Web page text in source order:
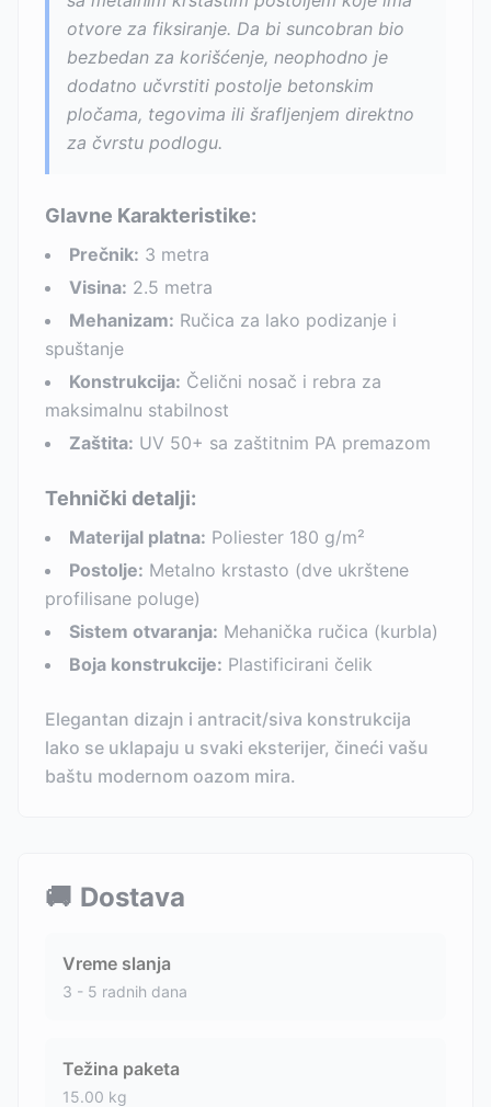
otvore za fiksiranje. Da bi suncobran bio
bezbedan za korišćenje, neophodno je
dodatno učvrstiti postolje betonskim
pločama, tegovima ili šrafljenjem direktno
za čvrstu podlogu.
Glavne Karakteristike:
Prečnik: 3 metra
Visina: 2.5 metra
Mehanizam: Ručica za lako podizanje i
spuštanje
Konstrukcija: Čelični nosač i rebra za
maksimalnu stabilnost
Zaštita: UV 50+ sa zaštitnim PA premazom
Tehnički detalji:
Materijal platna: Poliester 180 g/m²
Postolje: Metalno krstasto (dve ukrštene
profilisane poluge)
Sistem otvaranja: Mehanička ručica (kurbla)
Boja konstrukcije: Plastificirani čelik
Elegantan dizajn i antracit/siva konstrukcija
lako se uklapaju u svaki eksterijer, čineći vašu
baštu modernom oazom mira.
🚚 Dostava
Vreme slanja
3 - 5 radnih dana
Težina paketa
15.00 kg